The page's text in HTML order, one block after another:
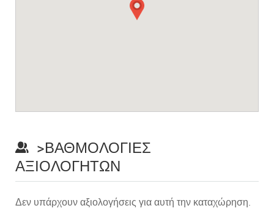
>ΒΑΘΜΟΛΟΓΊΕΣ
ΑΞΙΟΛΟΓΗΤΏΝ
Δεν υπάρχουν αξιολογήσεις για αυτή την καταχώρηση.